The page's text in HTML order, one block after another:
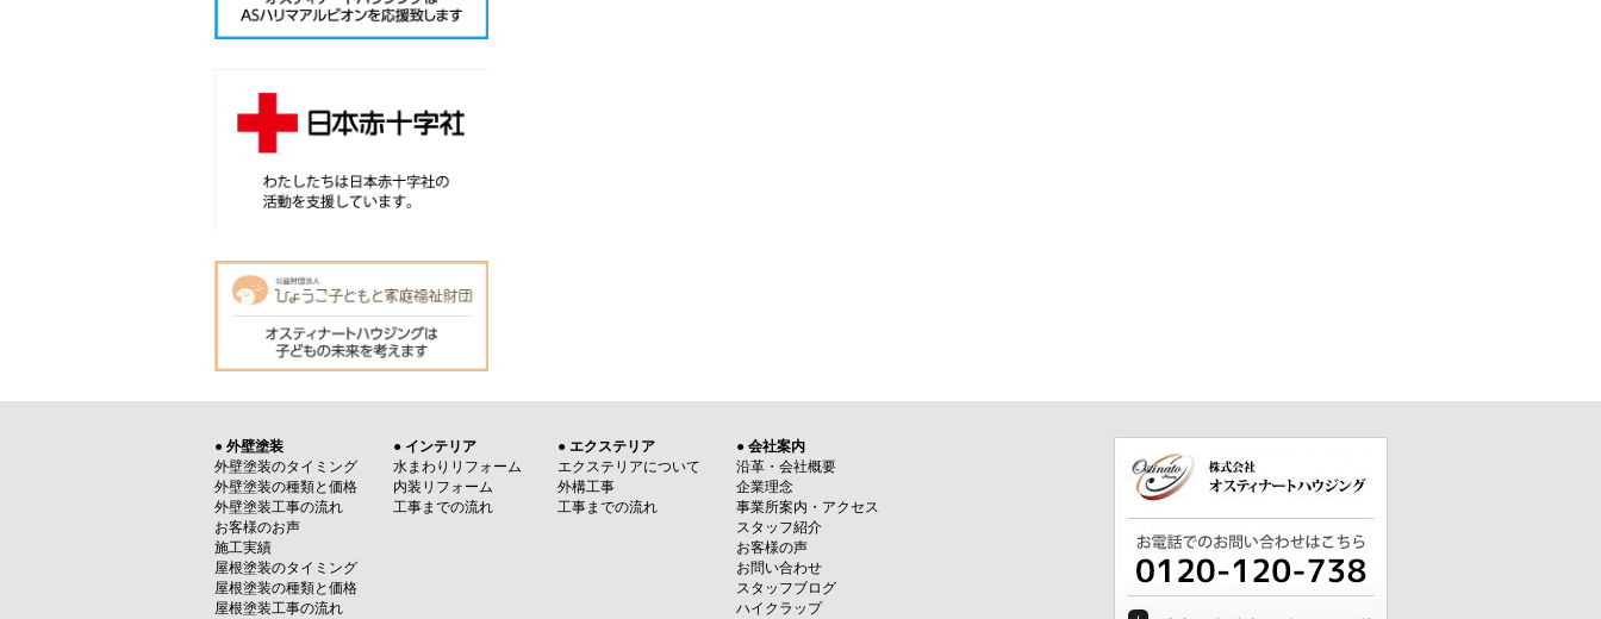
● 外壁塗装
外壁塗装のタイミング
外壁塗装の種類と価格
外壁塗装工事の流れ
お客様のお声
施工実績
屋根塗装のタイミング
屋根塗装の種類と価格
屋根塗装工事の流れ
● インテリア
水まわりリフォーム
内装リフォーム
工事までの流れ
● エクステリア
エクステリアについて
外構工事
工事までの流れ
● 会社案内
沿革・会社概要
企業理念
事業所案内・アクセス
スタッフ紹介
お客様の声
お問い合わせ
スタッフブログ
ハイクラップ